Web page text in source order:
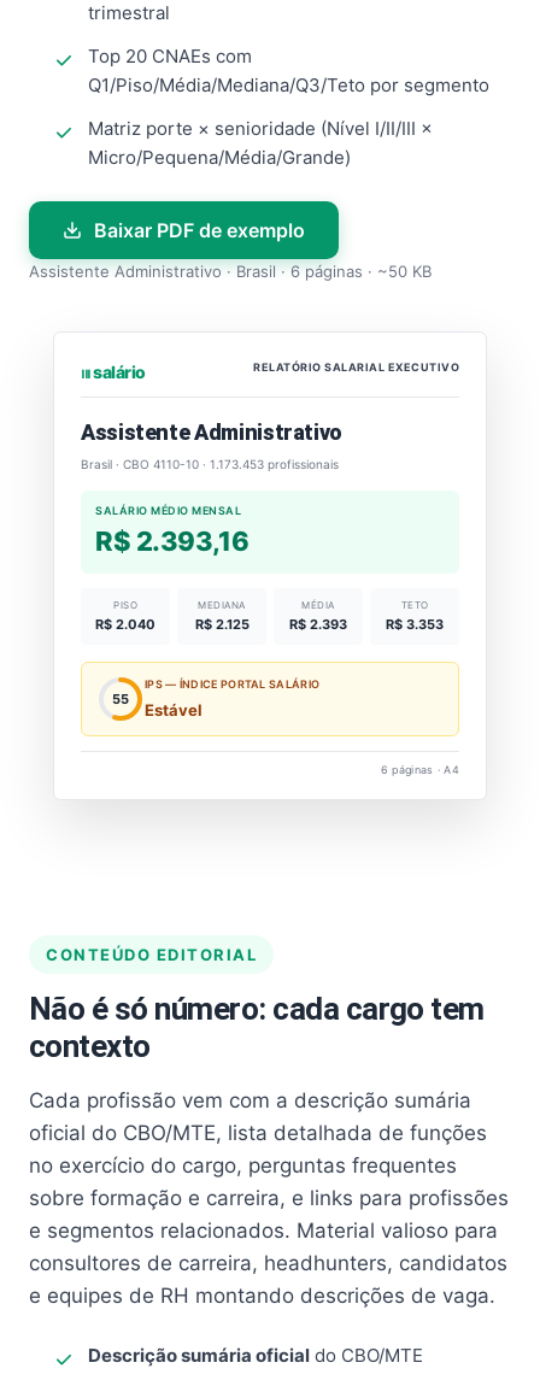
trimestral
Top 20 CNAEs com
Q1/Piso/Média/Mediana/Q3/Teto por segmento
Matriz porte × senioridade (Nível I/II/III ×
Micro/Pequena/Média/Grande)
Baixar PDF de exemplo
Assistente Administrativo · Brasil · 6 páginas · ~50 KB
⏐⏐⏐ salário RELATÓRIO SALARIAL EXECUTIVO
Assistente Administrativo
Brasil · CBO 4110-10 · 1.173.453 profissionais
SALÁRIO MÉDIO MENSAL
R$ 2.393,16
PISO
R$ 2.040
MEDIANA
R$ 2.125
MÉDIA
R$ 2.393
TETO
R$ 3.353
55
IPS — ÍNDICE PORTAL SALÁRIO
Estável
6 páginas · A4
CONTEÚDO EDITORIAL
Não é só número: cada cargo tem
contexto
Cada profissão vem com a descrição sumária
oficial do CBO/MTE, lista detalhada de funções
no exercício do cargo, perguntas frequentes
sobre formação e carreira, e links para profissões
e segmentos relacionados. Material valioso para
consultores de carreira, headhunters, candidatos
e equipes de RH montando descrições de vaga.
Descrição sumária oficial do CBO/MTE